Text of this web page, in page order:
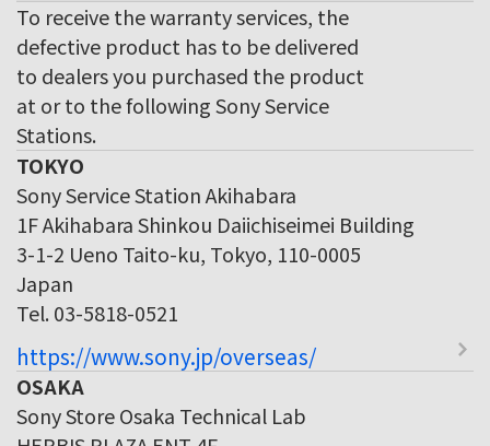
To receive the warranty services, the
defective product has to be delivered
to dealers you purchased the product
at or to the following Sony Service
Stations.
TOKYO
Sony Service Station Akihabara
1F Akihabara Shinkou Daiichiseimei Building
3-1-2 Ueno Taito-ku, Tokyo, 110-0005
Japan
Tel. 03-5818-0521
https://www.sony.jp/overseas/
OSAKA
Sony Store Osaka Technical Lab